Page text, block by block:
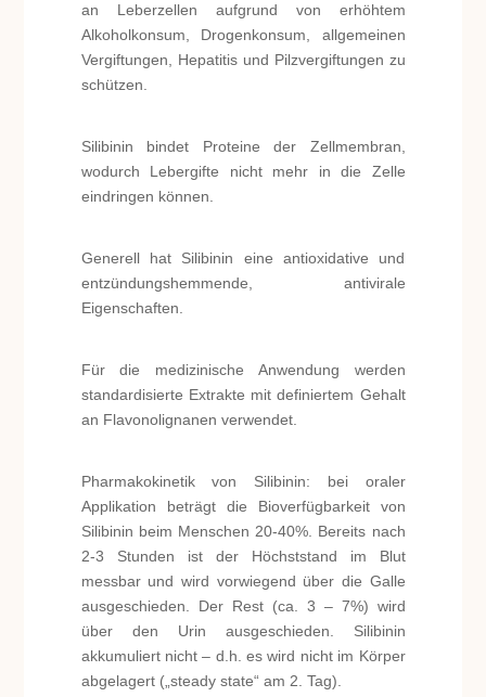
an Leberzellen aufgrund von erhöhtem
Alkoholkonsum, Drogenkonsum, allgemeinen
Vergiftungen, Hepatitis und Pilzvergiftungen zu
schützen.
Silibinin bindet Proteine der Zellmembran,
wodurch Lebergifte nicht mehr in die Zelle
eindringen können.
Generell hat Silibinin eine antioxidative und
entzündungshemmende, antivirale
Eigenschaften.
Für die medizinische Anwendung werden
standardisierte Extrakte mit definiertem Gehalt
an Flavonolignanen verwendet.
Pharmakokinetik von Silibinin: bei oraler
Applikation beträgt die Bioverfügbarkeit von
Silibinin beim Menschen 20-40%. Bereits nach
2-3 Stunden ist der Höchststand im Blut
messbar und wird vorwiegend über die Galle
ausgeschieden. Der Rest (ca. 3 – 7%) wird
über den Urin ausgeschieden. Silibinin
akkumuliert nicht – d.h. es wird nicht im Körper
abgelagert („steady state“ am 2. Tag).